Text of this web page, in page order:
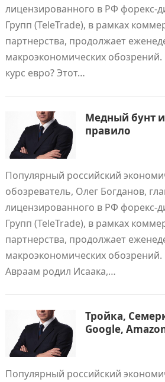
лицензированного в РФ форекс-
Групп (TeleTrade), в рамках
партнерства, продолжает
макроэкономических
курс евро? Этот…
Медный бунт
правило
Популярный российский
обозреватель, Олег Богданов,
лицензированного в РФ форекс-
Групп (TeleTrade), в рамках
партнерства, продолжает
макроэкономических обозрений.
Авраам родил Исаака,…
Тройка,
Google,
Популярный российский